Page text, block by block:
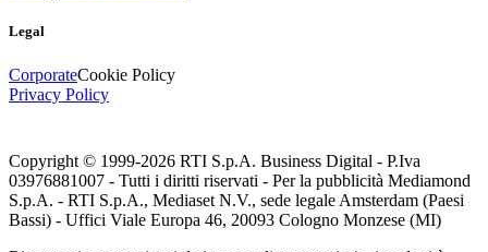
Legal
CorporateCookie Policy
Privacy Policy
Copyright © 1999-2026 RTI S.p.A. Business Digital - P.Iva
03976881007 - Tutti i diritti riservati - Per la pubblicità Mediamond
S.p.A. - RTI S.p.A., Mediaset N.V., sede legale Amsterdam (Paesi
Bassi) - Uffici Viale Europa 46, 20093 Cologno Monzese (MI)